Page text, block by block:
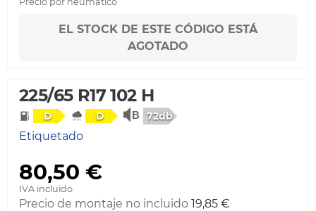
EL STOCK DE ESTE CÓDIGO ESTÁ
AGOTADO
225/65 R17 102 H
D D 72db
Etiquetado
80,50 €
IVA incluido
Precio de montaje no incluido 19,85 €